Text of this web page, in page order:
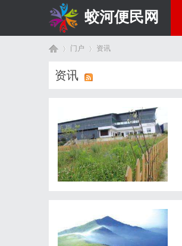
蛟河便民网
门户 资讯
资讯